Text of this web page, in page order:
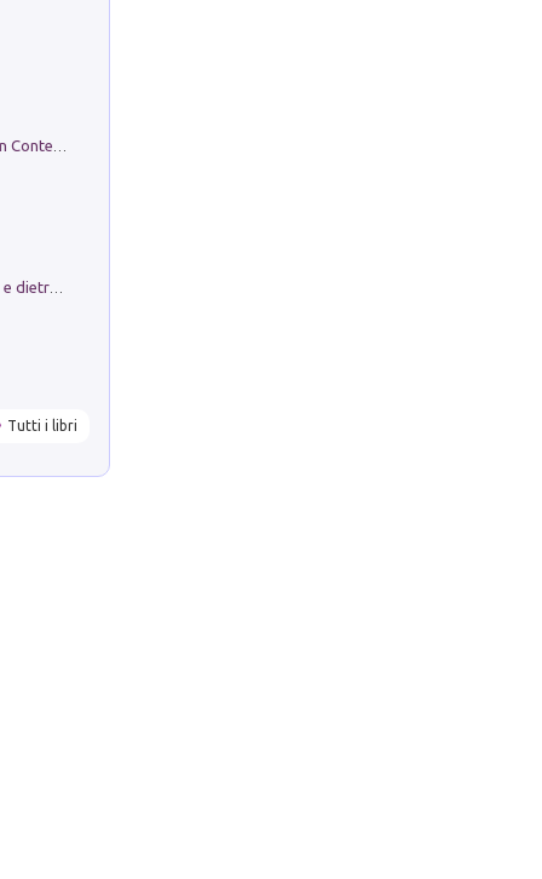
in alto! Livello A1. Con CD-Audio. Con Contenuto digitale per accesso on line
Tutti i libri